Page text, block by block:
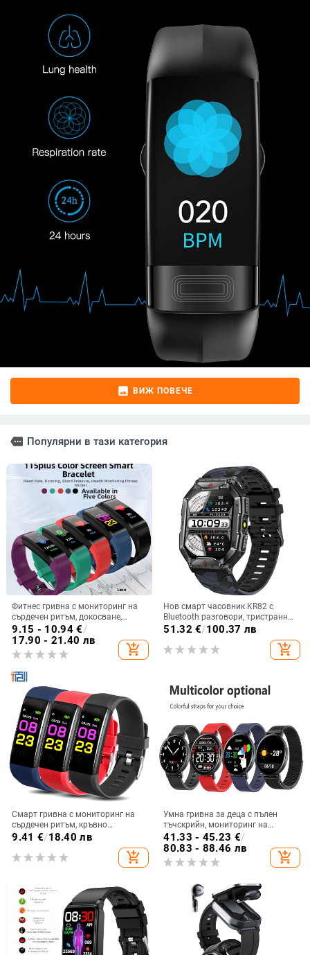
image ВИЖ ПОВЕЧЕ
more Популярни в тази категория
Фитнес гривна с мониторинг на
сърдечен ритъм, докосване,
безжичен обхват 5–10 м, каишка
TPU, пластмасов корпус
9.15 - 10.94€/
17.90 - 21.40 лв
add_shopping_cart
Нов смарт часовник KR82 с
Bluetooth разговори, тристранно
защитен външен компас, игла за
налягане в реално време, пулс,
кръвен кислород, мониторинг
51.32 €/100.37 лв
add_shopping_cart
Смарт гривна с мониторинг на
сърдечен ритъм, кръвно
налягане, брояч на стъпки, USB
зареждане и водоустойчивост.
9.41 €/18.40 лв
add_shopping_cart
Умна гривна за деца с пълен
тъчскрийн, мониторинг на
сърдечен ритъм и кръвно
налягане, водоустойчива,
Bluetooth, живот на батерията 7–
14 дни
41.33 - 45.23 €/
80.83 - 88.46 лв
add_shopping_cart